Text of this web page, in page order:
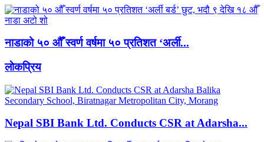
नाडाको ५० औँ स्वर्ण वर्षमा ५० प्रतिशत ‘अर्ली...
लाेकप्रिय
Nepal SBI Bank Ltd. Conducts CSR at Adarsha...